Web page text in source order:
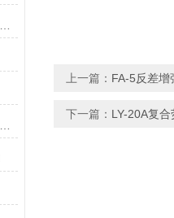
上一篇： FA-5反差增
下一篇： LY-20A复